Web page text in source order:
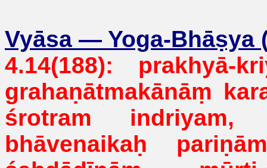
Vyāsa — Yoga-Bhāṣya
4.14(188): prakhyā-
grahaṇātmakānāṃ
śrotram indriyam
bhāvenaikaḥ